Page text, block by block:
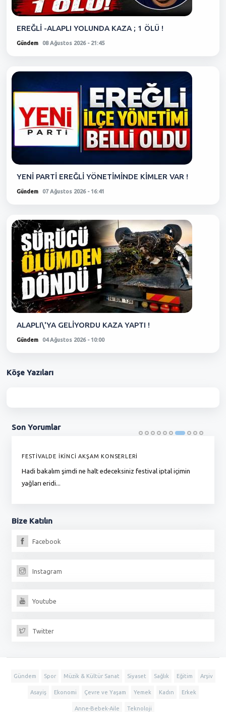
EREĞLİ -ALAPLI YOLUNDA KAZA ; 1 ÖLÜ !
Gündem 08 Ağustos 2026 - 21:45
YENİ PARTİ EREĞLİ YÖNETİMİNDE KİMLER VAR !
Gündem 07 Ağustos 2026 - 16:41
ALAPLI\'YA GELİYORDU KAZA YAPTI !
Gündem 04 Ağustos 2026 - 10:00
Köşe Yazıları
Son Yorumlar
FESTİVALDE İKİNCİ AKŞAM KONSERLERİ
Hadi bakalım şimdi ne halt edeceksiniz festival iptal içimin
yağları eridi...
Bize Katılın
Facebook
Instagram
Youtube
Twitter
Gündem Spor Müzik & Kültür Sanat Siyaset Sağlık Eğitim Arşiv
Asayiş Ekonomi Çevre ve Yaşam Yemek Kadın Erkek
Anne-Bebek-Aile Teknoloji